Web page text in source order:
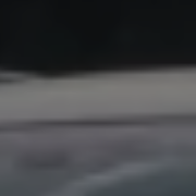
Long Drive